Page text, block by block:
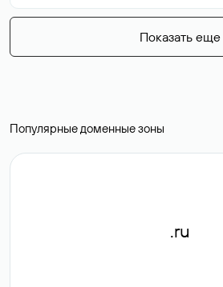
Показать еще
Популярные доменные зоны
.ru